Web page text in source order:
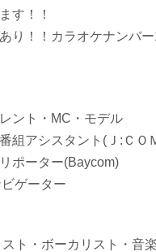
す！！
り！！カラオケナンバ
ント・МC・モデル
組アシスタント(Ｊ:ＣＯ
ポーター(Baycom)
ビゲーター
ト・ボーカリスト・音